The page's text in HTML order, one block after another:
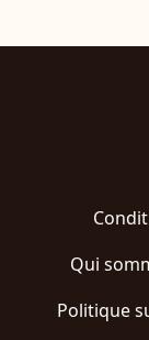
Qui
Politique